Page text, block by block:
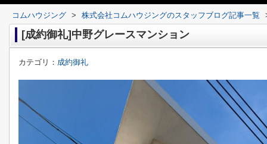
コムハウジング > 株式会社コムハウジングのスタッフブログ記事一覧
[成約御礼]中野グレースマンション
カテゴリ： 成約御礼